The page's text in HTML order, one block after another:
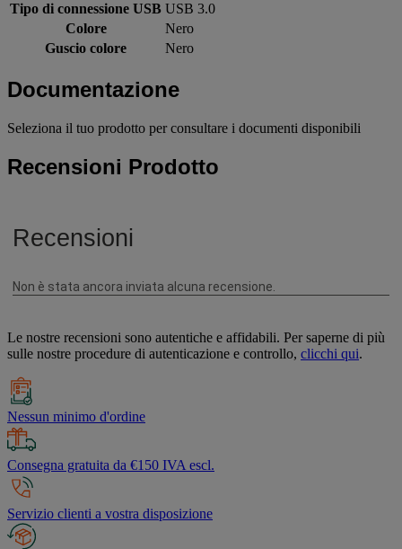
Tipo di connessione USB USB 3.0
Colore
Nero
Guscio colore
Nero
Documentazione
Seleziona il tuo prodotto per consultare i documenti disponibili
Recensioni Prodotto
Le nostre recensioni sono autentiche e affidabili. Per saperne di più
sulle nostre procedure di autenticazione e controllo, clicchi qui.
Nessun minimo d'ordine
Consegna gratuita da €150 IVA escl.
Servizio clienti a vostra disposizione